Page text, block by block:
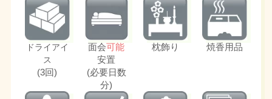
ドライアイ
ス
(3回)
面会可能
安置
(必要日数
分)
枕飾り 焼香用品